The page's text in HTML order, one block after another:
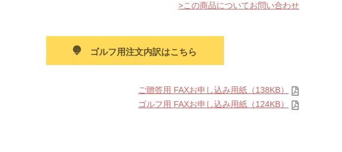
この商品についてお問い合わせ
ゴルフ用注文内訳はこちら
ご贈答用 FAXお申し込み用紙（138KB）
ゴルフ用 FAXお申し込み用紙（124KB）